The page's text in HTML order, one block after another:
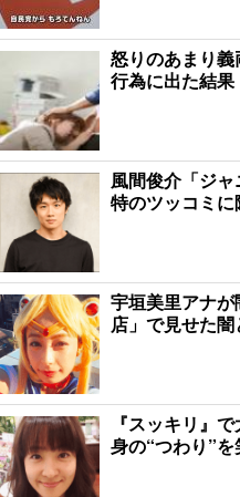
怒りのあまり
行為に出た結果
風間俊介「ジ
特のツッコミに
宇垣美里アナ
店」で見せた闇
『スッキリ』
身の“つわり”を